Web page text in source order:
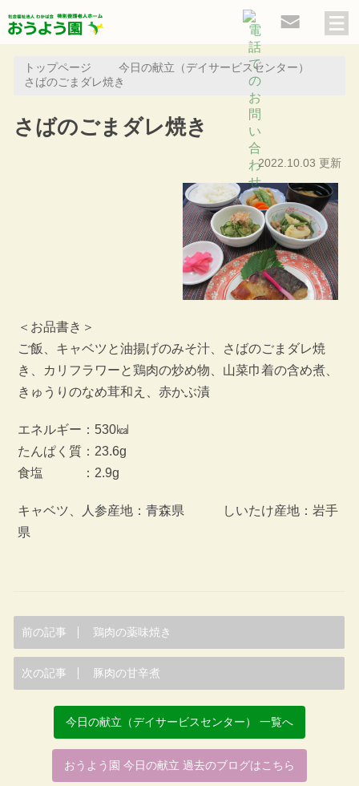
トップページ
今日の献立（デイサービスセンター）
さばのごまダレ焼き
さばのごまダレ焼き
2022.10.03 更新
＜お品書き＞
ご飯、キャベツと油揚げのみそ汁、さばのごまダレ焼
き、カリフラワーと鶏肉の炒め物、山菜巾着の含め煮、
きゅうりのなめ茸和え、赤かぶ漬
エネルギー：530㎉
たんぱく質：23.6g
食塩 ：2.9g
キャベツ、人参産地：青森県 しいたけ産地：岩手
県
前の記事 鶏肉の薬味焼き
次の記事 豚肉の甘辛煮
今日の献立（デイサービスセンター） 一覧へ
おうよう園 今日の献立 過去のブログはこちら